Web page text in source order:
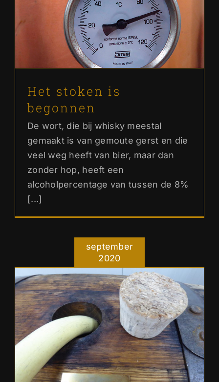
Het stoken is begonnen
Ons verhaal
Het stoken is
begonnen
De wort, die bij whisky meestal
gemaakt is van gemoute gerst en die
veel weg heeft van bier, maar dan
zonder hop, heeft een
alcoholpercentage van tussen de 8%
[...]
september
2020
1e Oerfrysk Single Malt
Whisky is afgevuld
Ons verhaal